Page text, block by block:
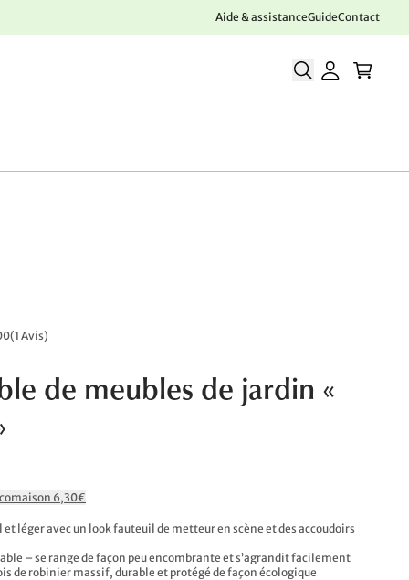
Aide & assistanceGuideContact
(1 Avis)
de meubles de jardin «
6,30€
léger avec un look fauteuil de metteur en scène et des accoudoirs
– se range de façon peu encombrante et s’agrandit facilement
de robinier massif, durable et protégé de façon écologique